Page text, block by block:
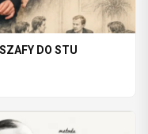
DO STU